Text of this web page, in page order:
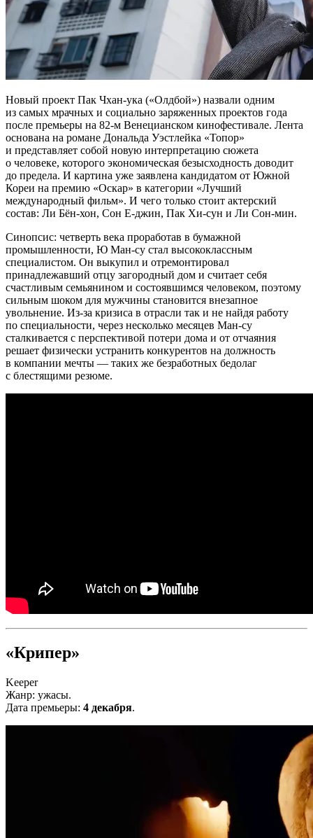
Новый проект Пак Чхан-ука («Олдбой») назвали одним
из самых мрачных и социально заряженных проектов года
после премьеры на 82-м Венецианском кинофестивале. Лента
основана на романе Дональда Уэстлейка «Топор»
и представляет собой новую интерпретацию сюжета
о человеке, которого экономическая безысходность доводит
до предела. И картина уже заявлена кандидатом от Южной
Кореи на премию «Оскар» в категории «Лучший
международный фильм». И чего только стоит актерский
состав: Ли Бён-хон, Сон Е-джин, Пак Хи-сун и Ли Сон-мин.
Синопсис: четверть века проработав в бумажной
промышленности, Ю Ман-су стал высококлассным
специалистом. Он выкупил и отремонтировал
принадлежавший отцу загородный дом и считает себя
счастливым семьянином и состоявшимся человеком, поэтому
сильным шоком для мужчины становится внезапное
увольнение. Из-за кризиса в отрасли так и не найдя работу
по специальности, через несколько месяцев Ман-су
сталкивается с перспективой потери дома и от отчаяния
решает физически устранить конкурентов на должность
в компании мечты — таких же безработных бедолаг
с блестящими резюме.
«Крипер»
Keeper
Жанр: ужасы.
Дата премьеры: 4 декабря.